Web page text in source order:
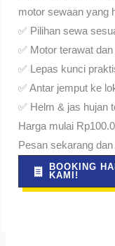
motor sewaan yang
✅ Pilihan sewa
✅ Motor terawat
✅ Lepas kunci
✅ Antar jemput ke
✅ Helm & jas hujan
Harga mulai
Pesan sekarang
BOOKING
KAMI!